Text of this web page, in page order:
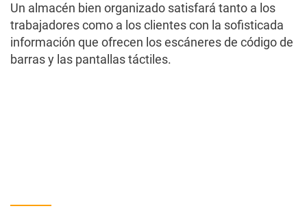
POS para Restaurantes
Productos
Un almacén bien organizado satisfará tanto a los
trabajadores como a los clientes con la sofisticada
información que ofrecen los escáneres de código de
barras y las pantallas táctiles.